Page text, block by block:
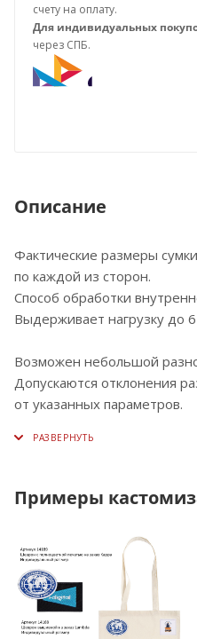
счету на оплату.
Для индивидуальных
через СПБ.
Описание
Фактические размеры
по каждой из сторон.
Способ обработки
Выдерживает нагрузку до 6
Возможен небольшой
Допускаются отклонения
от указанных параметров.
Примеры